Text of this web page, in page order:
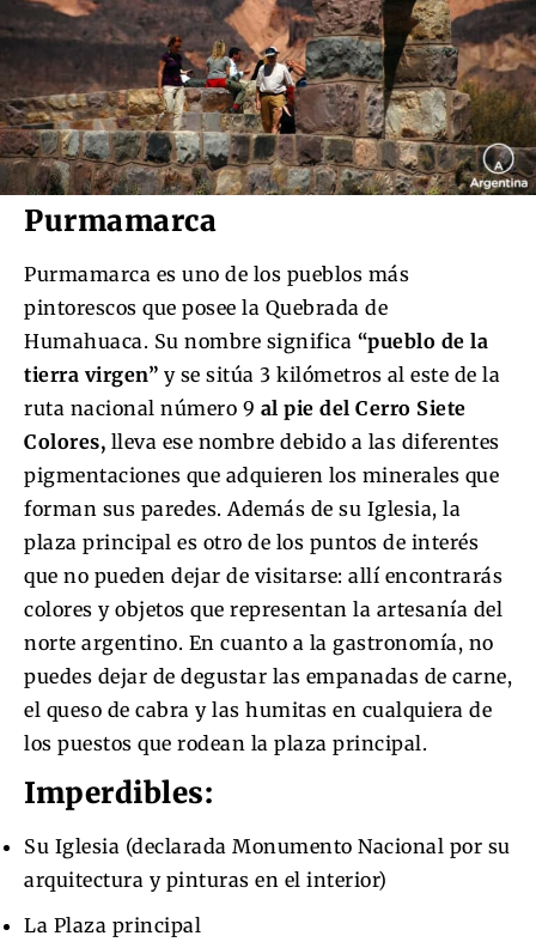
Purmamarca
Purmamarca es uno de los pueblos más
pintorescos que posee la Quebrada de
Humahuaca. Su nombre significa “pueblo de la
tierra virgen” y se sitúa 3 kilómetros al este de la
ruta nacional número 9 al pie del Cerro Siete
Colores, lleva ese nombre debido a las diferentes
pigmentaciones que adquieren los minerales que
forman sus paredes. Además de su Iglesia, la
plaza principal es otro de los puntos de interés
que no pueden dejar de visitarse: allí encontrarás
colores y objetos que representan la artesanía del
norte argentino. En cuanto a la gastronomía, no
puedes dejar de degustar las empanadas de carne,
el queso de cabra y las humitas en cualquiera de
los puestos que rodean la plaza principal.
Imperdibles:
Su Iglesia (declarada Monumento Nacional por su
arquitectura y pinturas en el interior)
La Plaza principal